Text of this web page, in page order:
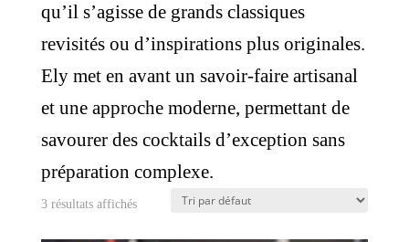
qu’il s’agisse de grands classiques
revisités ou d’inspirations plus originales.
Ely met en avant un savoir-faire artisanal
et une approche moderne, permettant de
savourer des cocktails d’exception sans
préparation complexe.
3 résultats affichés